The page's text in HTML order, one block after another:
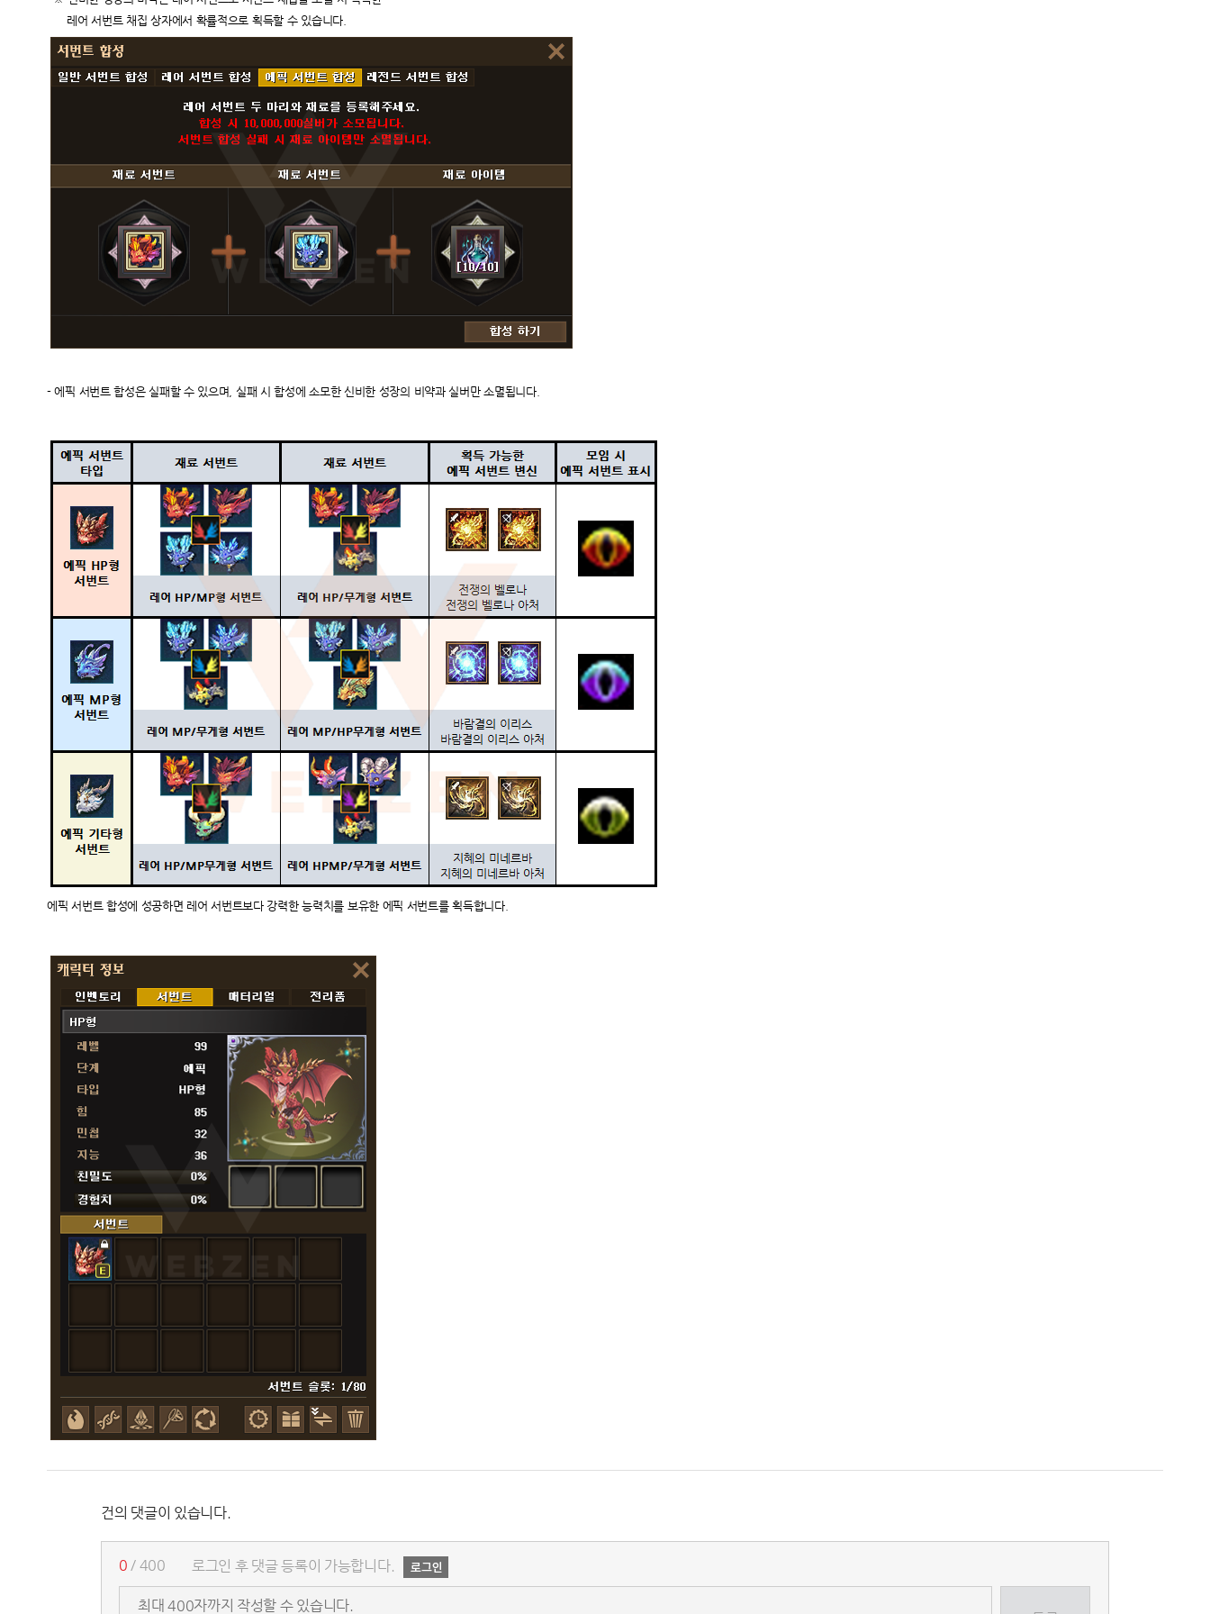
레어 서번트 채집 상자에서 확률적으로 획득할 수 있습니다.
-에픽 서번트 합성은 실패할 수 있으며, 실패 시 합성에 소모한 신비한 성장의 비약과 실버만 소멸됩니다.
에픽 서번트 합성에 성공하면 레어 서번트보다 강력한 능력치를 보유한 에픽 서번트를 획득합니다.
건의 댓글이 있습니다.
로그인 후 댓글 등록이 가능합니다.
0 / 400